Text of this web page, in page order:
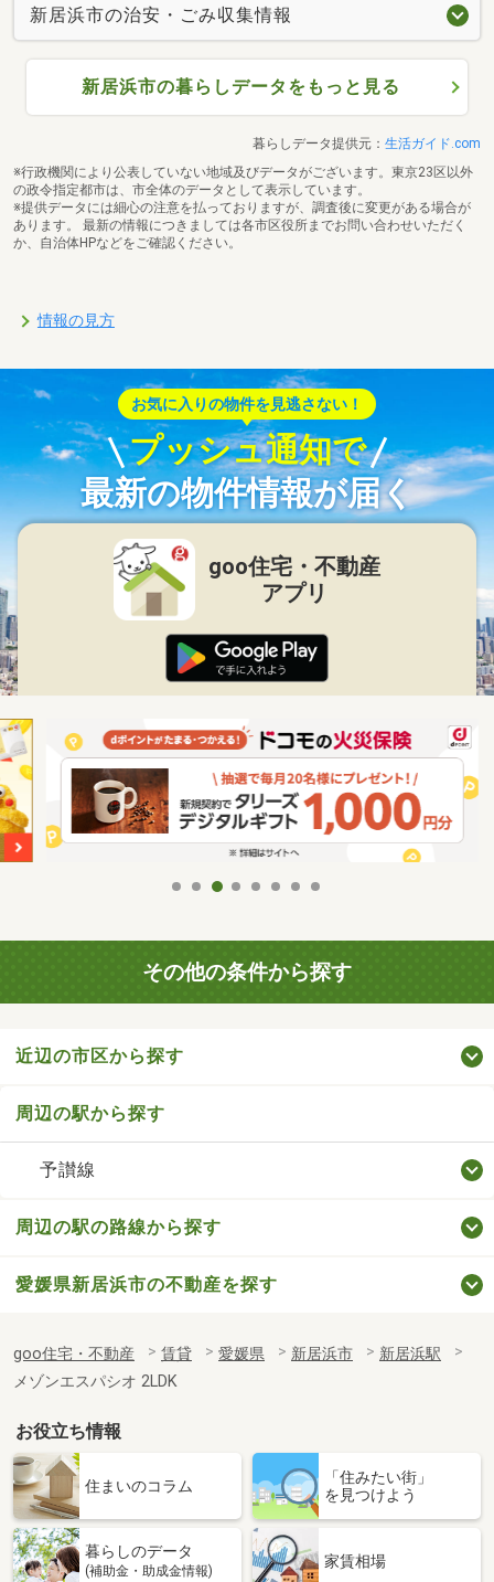
新居浜市の治安・ごみ収集情報
新居浜市の暮らしデータをもっと見る
暮らしデータ提供元： 生活ガイド.com
※行政機関により公表していない地域及びデータがございます。東京23区以外
の政令指定都市は、市全体のデータとして表示しています。
※提供データには細心の注意を払っておりますが、調査後に変更がある場合が
あります。 最新の情報につきましては各市区役所までお問い合わせいただく
か、自治体HPなどをご確認ください。
情報の見方
お気に入りの物件を見逃さない！
プッシュ通知で
最新の物件情報が届く
goo住宅・不動産
アプリ
その他の条件から探す
近辺の市区から探す
周辺の駅から探す
予讃線
周辺の駅の路線から探す
愛媛県新居浜市の不動産を探す
goo住宅・不動産 賃貸 愛媛県 新居浜市
新居浜駅
メゾンエスパシオ 2LDK
お役立ち情報
住まいのコラム
「住みたい街」
を見つけよう
暮らしのデータ
(補助金・助成金情報)
家賃相場